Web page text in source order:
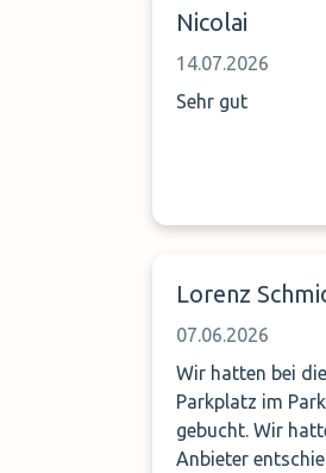
Nicolai
14.07.2026
Sehr gut
Lorenz
07.06.2026
Wir hatten bei
Parkplatz im
gebucht. Wir
Anbieter